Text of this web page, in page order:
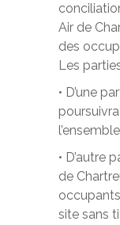
Air de
des
Les
• D’une
• D’autre
de
site sans